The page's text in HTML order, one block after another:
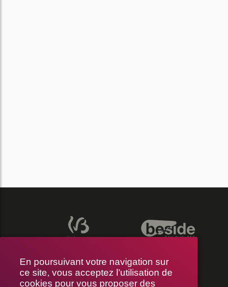
En poursuivant votre navigation sur
ce site, vous acceptez l’utilisation de
cookies pour vous proposer des